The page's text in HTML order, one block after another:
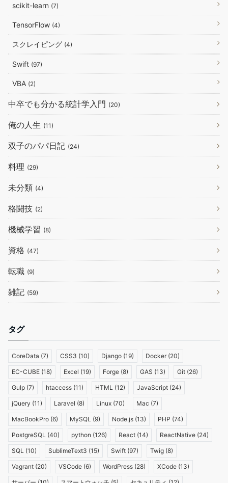
scikit-learn (7)
TensorFlow (4)
スクレイピング (4)
Swift (97)
VBA (2)
中卒でも分かる統計学入門 (20)
俺の人生 (11)
双子のパパ日記 (24)
料理 (29)
未分類 (4)
格闘技 (2)
機械学習 (8)
資格 (47)
転職 (9)
雑記 (59)
タグ
CoreData (7) CSS3 (10) Django (19) Docker(20)
EC-CUBE (18) Excel (19) Forge (8) GAS (13) Git (26)
Gulp (7) htaccess (11) HTML (12) JavaScript (24)
jQuery (11) Laravel (8) Linux (70) Mac (7)
MacBookPro (6) MySQL (9) Node.js (13) PHP (74)
PostgreSQL (40) python (126) React (14) ReactNative (24)
SQL (10) SublimeText3 (15) Swift (97) Twig (8)
Vagrant (20) VSCode (6) WordPress (28) XCode (13)